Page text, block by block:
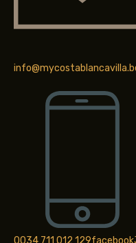
0034 711 012 129facebook